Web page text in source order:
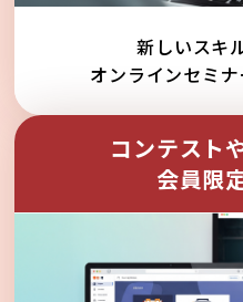
新しいスキ
オンラインセミ
コンテスト
会員限